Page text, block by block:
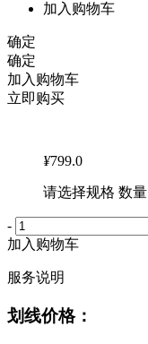
加入购物车
确定
确定
加入购物车
立即购买
¥799.0
请选择规格 数量
-
加入购物车
服务说明
划线价格：